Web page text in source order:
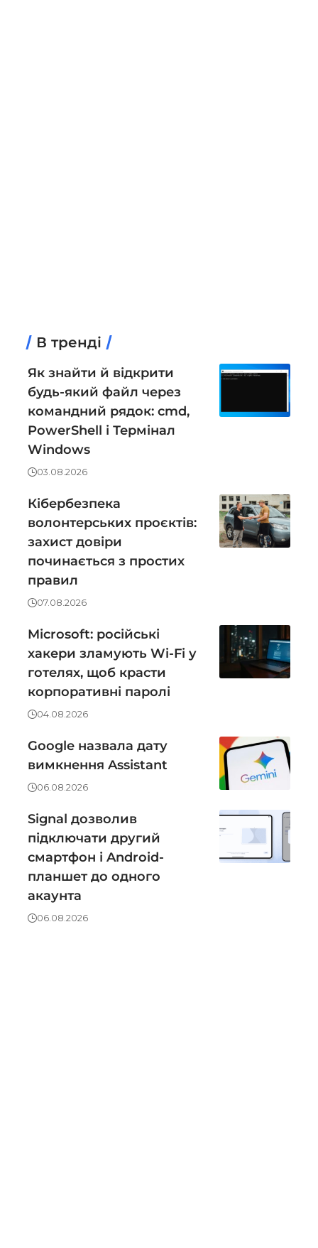
В тренді
Як знайти й відкрити
будь-який файл через
командний рядок: cmd,
PowerShell і Термінал
Windows
03.08.2026
Кібербезпека
волонтерських проєктів:
захист довіри
починається з простих
правил
07.08.2026
Microsoft: російські
хакери зламують Wi-Fi у
готелях, щоб красти
корпоративні паролі
04.08.2026
Google назвала дату
вимкнення Assistant
06.08.2026
Signal дозволив
підключати другий
смартфон і Android-
планшет до одного
акаунта
06.08.2026